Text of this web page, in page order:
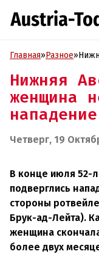
Главная»Разное»
Нижняя
женщина
Четверг, 19
В конце июля 52-
подверглись
стороны
Брук-ад-Лейта).
женщина
более двух